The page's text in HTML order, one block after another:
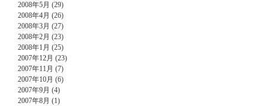
2008年5月 (29)
2008年4月 (26)
2008年3月 (27)
2008年2月 (23)
2008年1月 (25)
2007年12月 (23)
2007年11月 (7)
2007年10月 (6)
2007年9月 (4)
2007年8月 (1)